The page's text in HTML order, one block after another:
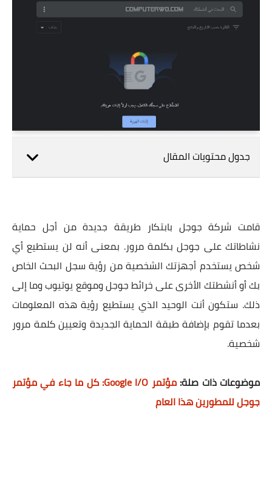
جدول محتويات المقال
قامت شركة جوجل بابتكار طريقة جديدة من أجل حماية
نشاطاتك على جوجل بكلمة مرور. بمعنى أنه لن يستطيع أي
شخص يستخدم أجهزتك الشخصية من رؤية سجل البحث الخاص
بك أو أنشطتك الأخرى على خرائط جوجل وموقع يوتيوب وما إلى
ذلك. ستكون أنت الوحيد الذي يستطيع رؤية هذه المعلومات
بعدما تقوم بإضافة طبقة الحماية الجديدة وتعيين كلمة مرور
شخصية.
موضوعات ذات صلة:
مؤتمر Google I/O: كل ما جاء في مؤتمر
جوجل للمطورين هذا العام